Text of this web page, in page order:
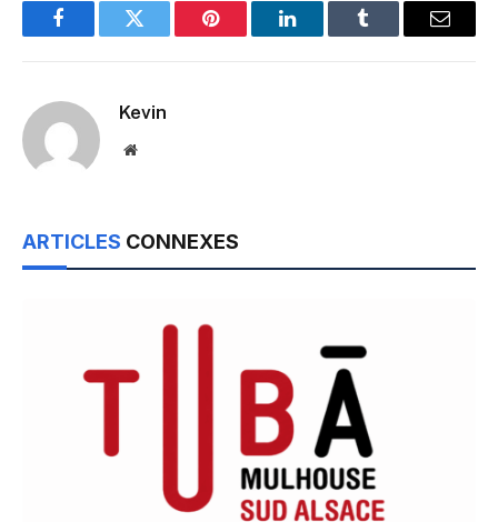
FacebookTwitter Pinterest LinkedInTumblr Email
Kevin
Website
ARTICLES CONNEXES